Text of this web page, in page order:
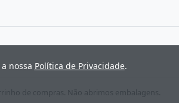
de compras. Não abrimos embalagens.
nossa Política de Privacidade.